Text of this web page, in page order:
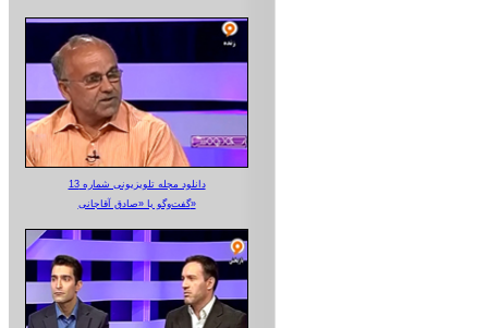
دانلود مجله تلویزیونی شماره 13
گفت‌وگو با «صادق آقاجانی»